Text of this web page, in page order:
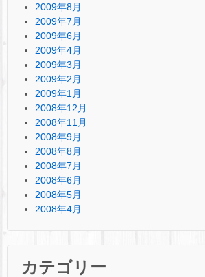
2009年8月
2009年7月
2009年6月
2009年4月
2009年3月
2009年2月
2009年1月
2008年12月
2008年11月
2008年9月
2008年8月
2008年7月
2008年6月
2008年5月
2008年4月
カテゴリー